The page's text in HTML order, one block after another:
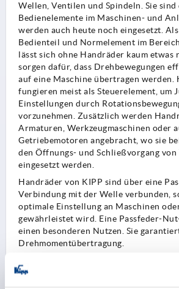
Wellen, Ventilen und Spindeln. Sie sind
Bedienelemente im Maschinen- und
werden auch heute noch eingesetzt.
Bedienteil und Normelement im
lässt sich ohne Handräder kaum etwas
sorgen dafür, dass Drehbewegungen
auf eine Maschine übertragen werden.
fungieren meist als Steuerelement, um
Einstellungen durch
vorzunehmen. Zusätzlich werden
Armaturen, Werkzeugmaschinen oder
Getriebemotoren angebracht, wo sie
den Öffnungs- und Schließvorgang von
eingesetzt werden.
Handräder von KIPP sind über eine
Verbindung mit der Welle verbunden,
optimale Einstellung an Maschinen
gewährleistet wird. Eine Passfeder-
einen besonderen Nutzen. Sie
Drehmomentübertragung.
Neben der Anwendung im Maschinen-
werden Handräder auch in folgenden